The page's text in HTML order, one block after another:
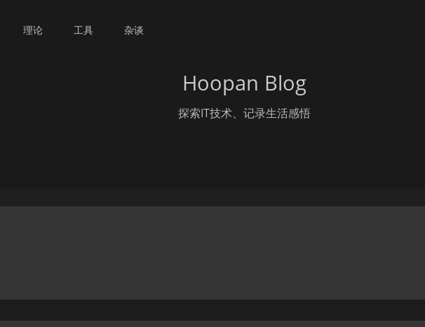
理论 工具 杂谈
Hoopan Blog
探索IT技术、记录生活感悟